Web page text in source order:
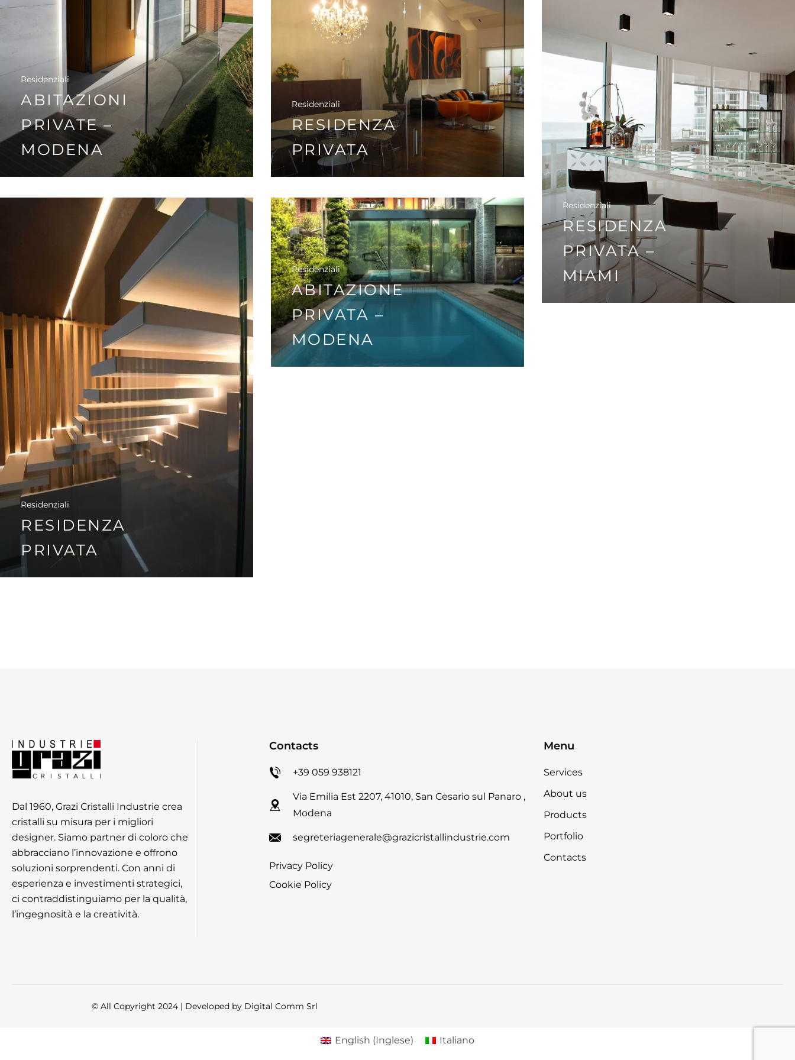
Residenziali
ABITAZIONI
PRIVATE –
MODENA
SCOPRI I DETTAGLI
Residenziali
RESIDENZA
PRIVATA –
MIAMI
Residenziali
RESIDENZA
PRIVATA
SCOPRI I DETTAGLI
Residenziali
ABITAZIONE
PRIVATA –
MODENA
Residenziali
RESIDENZA
PRIVATA
Dal 1960, Grazi Cristalli Industrie crea
cristalli su misura per i migliori
designer. Siamo partner di coloro che
abbracciano l’innovazione e offrono
soluzioni sorprendenti. Con anni di
esperienza e investimenti strategici,
ci contraddistinguiamo per la qualità,
l’ingegnosità e la creatività.
Contacts
+39 059 938121
Via Emilia Est 2207, 41010, San Cesario sul Panaro ,
Modena
segreteriagenerale@grazicristallindustrie.com
Privacy Policy
Cookie Policy
Menu
Services
About us
Products
Portfolio
Contacts
© All Copyright 2024 | Developed by Digital Comm Srl
English (Inglese) Italiano